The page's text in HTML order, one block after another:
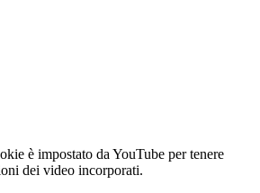
è impostato da YouTube per tenere
dei video incorporati.